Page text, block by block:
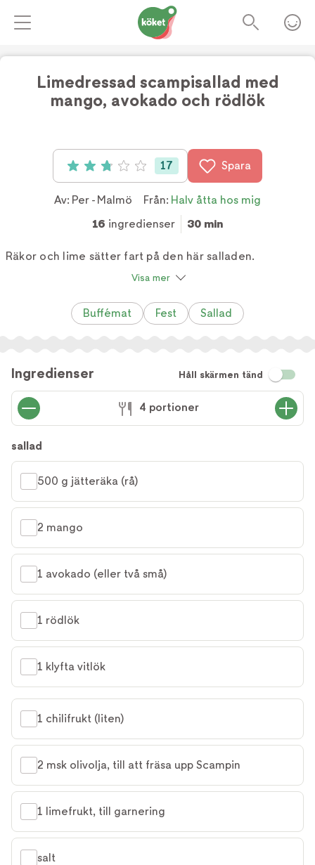
Limedressad scampisallad med
mango, avokado och rödlök
Betyg: 2.8 av 5 (17 röster)
17 Spara
Av: Per - Malmö Från: Halv åtta hos mig
16 ingredienser 30 min
Räkor och lime sätter fart på den här salladen.
Visa mer
Buffémat Fest Sallad
Ingredienser Håll skärmen tänd
4 portioner
sallad
500 g jätteräka (rå)
2 mango
1 avokado (eller två små)
1 rödlök
1 klyfta vitlök
1 chilifrukt (liten)
2 msk olivolja, till att fräsa upp Scampin
1 limefrukt, till garnering
salt